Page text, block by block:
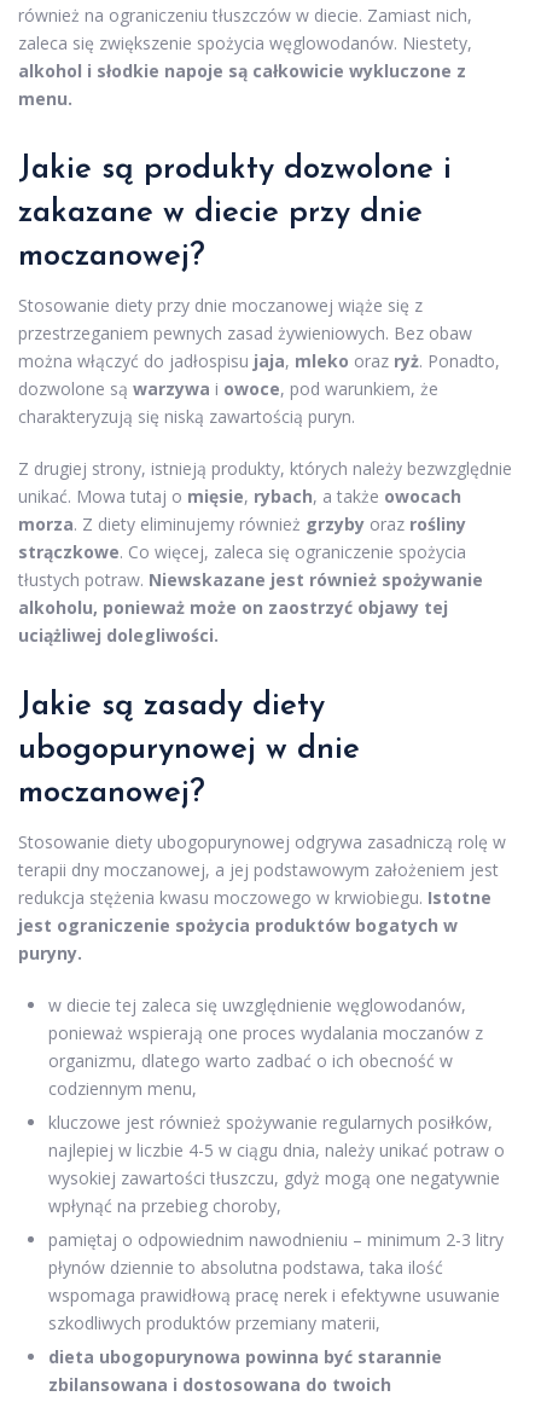
również na ograniczeniu tłuszczów w diecie. Zamiast nich,
zaleca się zwiększenie spożycia węglowodanów. Niestety,
alkohol i słodkie napoje są całkowicie wykluczone z
menu.
Jakie są produkty dozwolone i
zakazane w diecie przy dnie
moczanowej?
Stosowanie diety przy dnie moczanowej wiąże się z
przestrzeganiem pewnych zasad żywieniowych. Bez obaw
można włączyć do jadłospisu jaja, mleko oraz ryż. Ponadto,
dozwolone są warzywa i owoce, pod warunkiem, że
charakteryzują się niską zawartością puryn.
Z drugiej strony, istnieją produkty, których należy bezwzględnie
unikać. Mowa tutaj o mięsie, rybach, a także owocach
morza. Z diety eliminujemy również grzyby oraz rośliny
strączkowe. Co więcej, zaleca się ograniczenie spożycia
tłustych potraw. Niewskazane jest również spożywanie
alkoholu, ponieważ może on zaostrzyć objawy tej
uciążliwej dolegliwości.
Jakie są zasady diety
ubogopurynowej w dnie
moczanowej?
Stosowanie diety ubogopurynowej odgrywa zasadniczą rolę w
terapii dny moczanowej, a jej podstawowym założeniem jest
redukcja stężenia kwasu moczowego w krwiobiegu. Istotne
jest ograniczenie spożycia produktów bogatych w
puryny.
w diecie tej zaleca się uwzględnienie węglowodanów,
ponieważ wspierają one proces wydalania moczanów z
organizmu, dlatego warto zadbać o ich obecność w
codziennym menu,
kluczowe jest również spożywanie regularnych posiłków,
najlepiej w liczbie 4-5 w ciągu dnia, należy unikać potraw o
wysokiej zawartości tłuszczu, gdyż mogą one negatywnie
wpłynąć na przebieg choroby,
pamiętaj o odpowiednim nawodnieniu – minimum 2-3 litry
płynów dziennie to absolutna podstawa, taka ilość
wspomaga prawidłową pracę nerek i efektywne usuwanie
szkodliwych produktów przemiany materii,
dieta ubogopurynowa powinna być starannie
zbilansowana i dostosowana do twoich